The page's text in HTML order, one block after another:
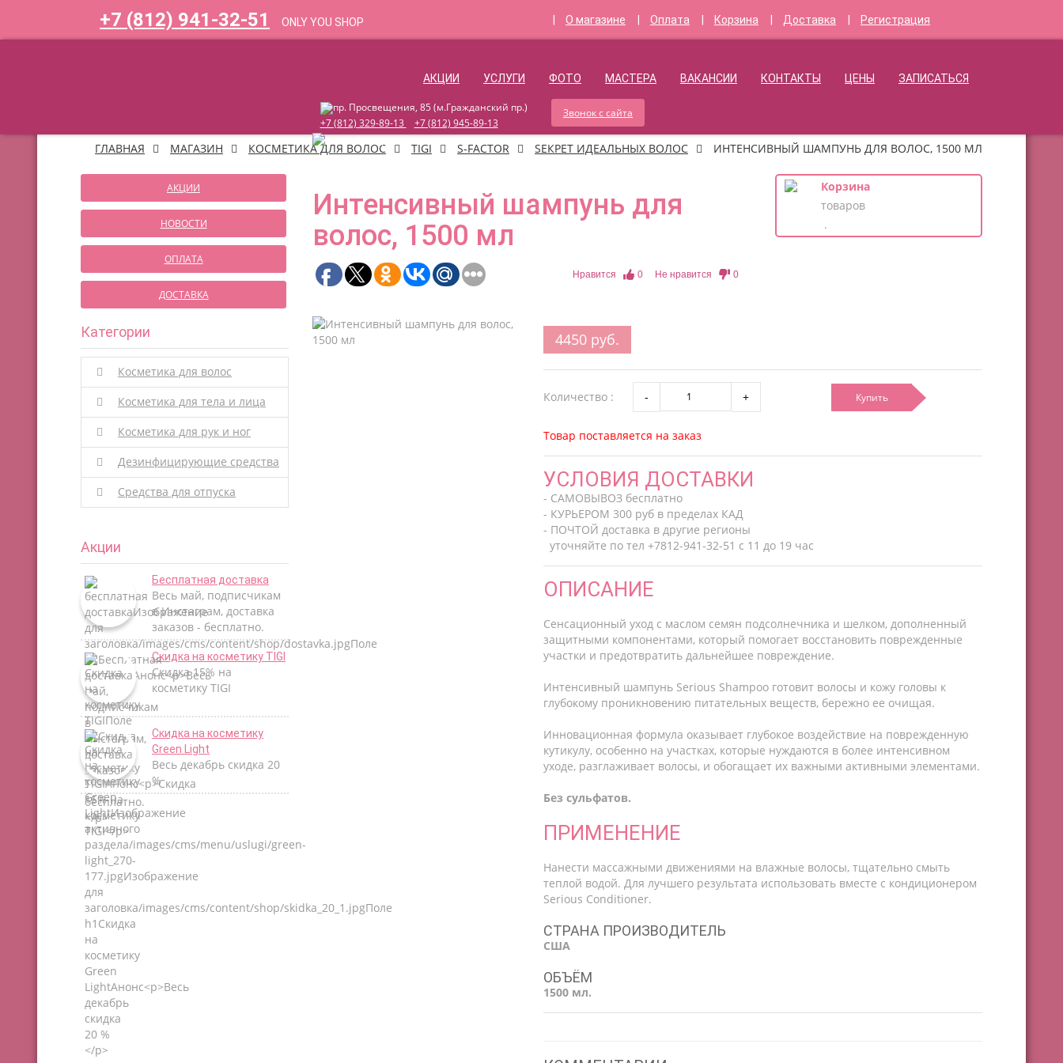
+7 (812) 941-32-51 ONLY YOU SHOP О магазине Оплата Корзина Доставка Регистрация
АКЦИИ
УСЛУГИ ФОТО МАСТЕРА ВАКАНСИИ КОНТАКТЫ ЦЕНЫ ЗАПИСАТЬСЯ
пр. Просвещения, 85 (м.Гражданский пр.)
+7 (812) 329-89-13
+7 (812) 945-89-13
Звонок с сайта
ГЛАВНАЯ МАГАЗИН КОСМЕТИКА ДЛЯ ВОЛОС TIGI S-FACTOR SЕКРЕТ ИДЕАЛЬНЫХ ВОЛОС ИНТЕНСИВНЫЙ ШАМПУНЬ ДЛЯ ВОЛОС, 1500 МЛ
АКЦИИ
НОВОСТИ
ОПЛАТА
ДОСТАВКА
Интенсивный шампунь для
волос, 1500 мл
Нравится 0 Не нравится 0
Корзина
товаров
.
Категории
Косметика для волос
Косметика для тела и лица
Косметика для рук и ног
Дезинфицирующие средства
Средства для отпуска
Акции
Бесплатная доставка
Весь май, подписчикам
в Инстаграм, доставка
заказов - бесплатно.
Скидка на косметику TIGI
Скидка 15% на
косметику TIGI
Скидка на косметику
Green Light
Весь декабрь скидка 20
%
4450 руб.
Количество : Купить
Товар поставляется на заказ
УСЛОВИЯ ДОСТАВКИ
- САМОВЫВОЗ бесплатно
- КУРЬЕРОМ 300 руб в пределах КАД
- ПОЧТОЙ доставка в другие регионы
уточняйте по тел +7812-941-32-51 с 11 до 19 час
ОПИСАНИЕ
Сенсационный уход с маслом семян подсолнечника и шелком, дополненный
защитными компонентами, который помогает восстановить поврежденные
участки и предотвратить дальнейшее повреждение.
Интенсивный шампунь Serious Shampoo готовит волосы и кожу головы к
глубокому проникновению питательных веществ, бережно ее очищая.
Инновационная формула оказывает глубокое воздействие на поврежденную
кутикулу, особенно на участках, которые нуждаются в более интенсивном
уходе, разглаживает волосы, и обогащает их важными активными элементами.
Без сульфатов.
ПРИМЕНЕНИЕ
Нанести массажными движениями на влажные волосы, тщательно смыть
теплой водой. Для лучшего результата использовать вместе с кондиционером
Serious Conditioner.
СТРАНА ПРОИЗВОДИТЕЛЬ
США
ОБЪЁМ
1500 мл.